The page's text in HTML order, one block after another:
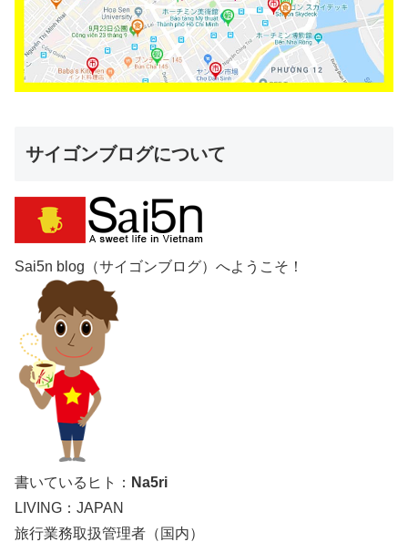
サイゴンブログについて
Sai5n blog（サイゴンブログ）へようこそ！
書いているヒト： Na5ri
LIVING：JAPAN
旅行業務取扱管理者（国内）